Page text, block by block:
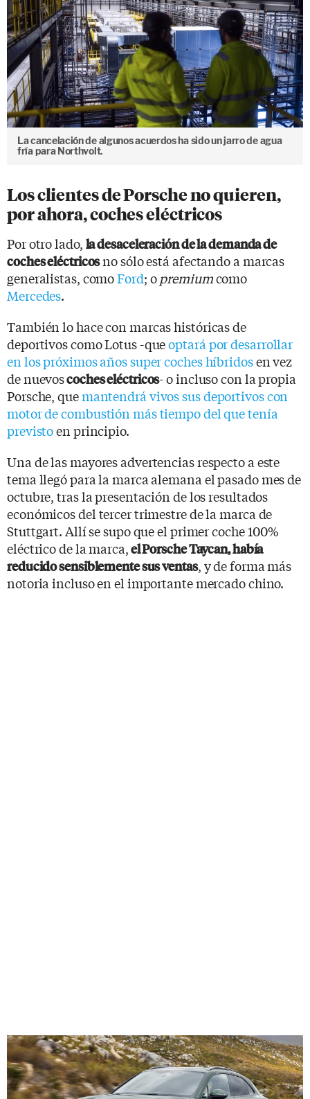
La cancelación de algunos acuerdos ha sido un jarro de agua
fría para Northvolt.
Los clientes de Porsche no quieren,
por ahora, coches eléctricos
Por otro lado, la desaceleración de la demanda de
coches eléctricosno sólo está afectando a marcas
generalistas, comoFord; opremiumcomo
Mercedes.
También lo hace con marcas históricas de
deportivos como Lotus -queoptará por desarrollar
en los próximos años super coches híbridosen vez
de nuevoscoches eléctricos- o incluso con la propia
Porsche, quemantendrá vivos sus deportivos con
motor de combustión más tiempo del que tenía
previstoen principio.
Una de las mayores advertencias respecto a este
tema llegó para la marca alemana el pasado mes de
octubre, tras la presentación de los resultados
económicos del tercer trimestre de la marca de
Stuttgart. Allí se supo que el primer coche 100%
eléctrico de la marca,el Porsche Taycan, había
reducido sensiblemente sus ventas, y de forma más
notoria incluso en el importante mercado chino.